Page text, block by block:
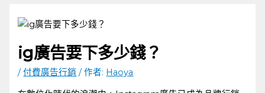
ig廣告要下多少錢？
/付費廣告行銷 / 作者: Haoya